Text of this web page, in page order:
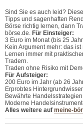
Sind Sie es auch leid?
Tipps und sagenhaften
Börse richtig lernen, dann
börse.de. Für Einsteiger:
3 Euro im Monat (bis 25
Kein Argument mehr: das ist
Lernen immer mit
Tradern.
Traden ohne Risiko mit
Für Aufsteiger:
200 Euro im Jahr (ab 26
Erprobtes
Bewährte
Moderne
Alles weitere auf meine-